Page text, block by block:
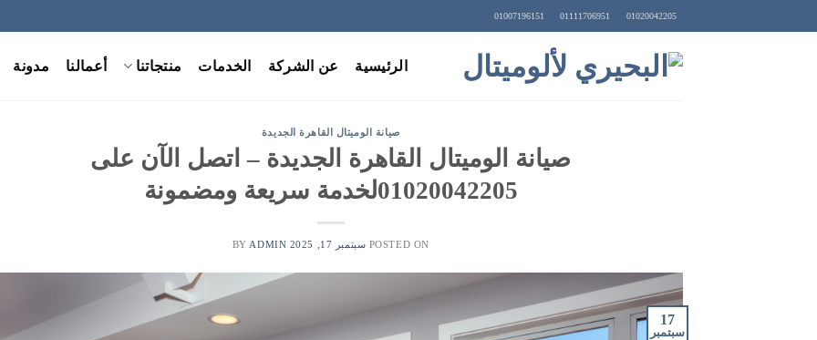
to
01020042205
01111706951
01007196151
الرئيسية عن الشركة الخدمات منتجاتنا أعمالنا مدونة
صيانة الوميتال القاهرة الجديدة
صيانة الوميتال القاهرة الجديدة – اتصل الآن على
01020042205لخدمة سريعة ومضمونة
POSTED ON سبتمبر 17, 2025 ADMIN
17
سبتمبر